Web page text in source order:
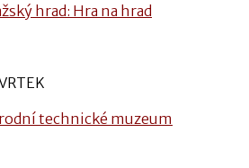
hrad: Hra na hrad
technické muzeum